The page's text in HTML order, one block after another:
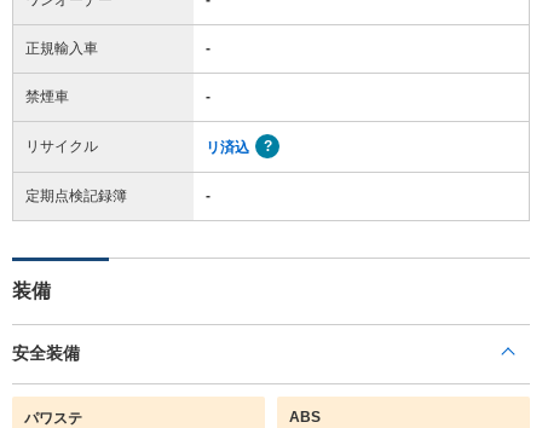
正規輸入車 -
禁煙車 -
リサイクル リ済込
定期点検記録簿 -
装備
安全装備
パワステ ABS